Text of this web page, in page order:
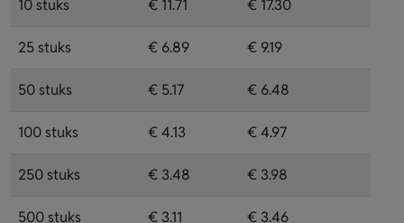
10 stuks € 11.71 € 17.30
25 stuks € 6.89 € 9.19
50 stuks € 5.17 € 6.48
100 stuks € 4.13 € 4.97
250 stuks € 3.48 € 3.98
500 stuks € 3.11 € 3.46